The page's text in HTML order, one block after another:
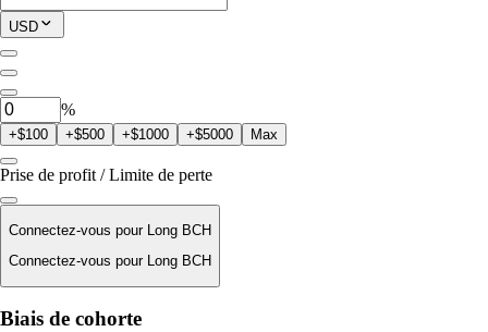
Position actuelle
0 BCH
USD
%
+$100 +$500 +$1000 +$5000 Max
Prise de profit / Limite de perte
Connectez-vous pour Long BCH
Connectez-vous pour Long BCH
Prix de liquidation
Biais de cohorte